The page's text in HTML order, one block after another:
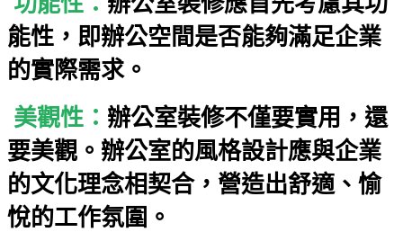
能性，即辦公空間是否能夠滿足企業
的實際需求。
美觀性： 辦公室裝修不僅要實用，還
要美觀。辦公室的風格設計應與企業
的文化理念相契合，營造出舒適、愉
悅的工作氛圍。